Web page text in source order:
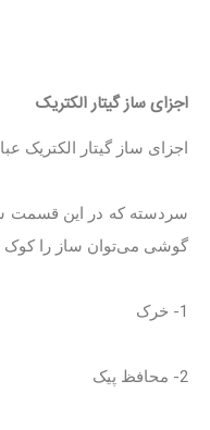
اجزای ساز گیتار الکتریک
اجزای ساز گیتار الکتریک
سردسته که در این قسمت
گوشی می‌توان ساز را کوک
1- خرک
2- محافظ پیک